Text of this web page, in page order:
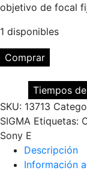
objetivo de focal
1 disponibles
Lente
Sigma
DC
DN
Contemporary
Comprar
Tiempos
SKU: 13713
SIGMA Etiquetas:
Sony E
Descripción
Información